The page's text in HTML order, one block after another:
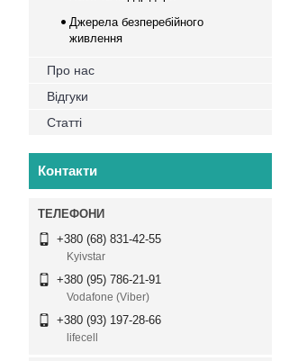
Джерела безперебійного
живлення
Про нас
Відгуки
Статті
Контакти
+380 (68) 831-42-55
Kyivstar
+380 (95) 786-21-91
Vodafone (Viber)
+380 (93) 197-28-66
lifecell